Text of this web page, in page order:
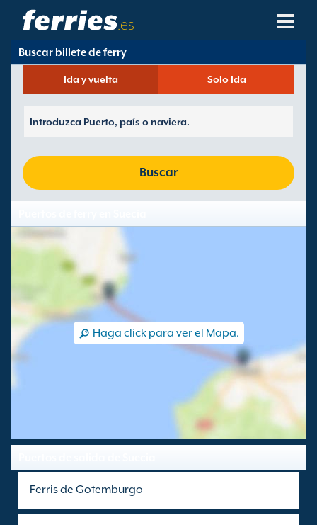
.es
Compañías Navieras
Destinos De Ferries
Puertos De Ferry
Gestión De Reservas
Buscar billete de ferry
Ida y vuelta Solo Ida
Buscar
Haga click para ver el Mapa.
Ferris de Gotemburgo